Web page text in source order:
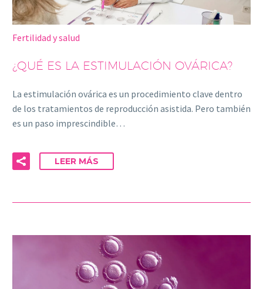
Fertilidad y salud
¿QUÉ ES LA ESTIMULACIÓN OVÁRICA?
La estimulación ovárica es un procedimiento clave dentro
de los tratamientos de reproducción asistida. Pero también
es un paso imprescindible…
LEER MÁS